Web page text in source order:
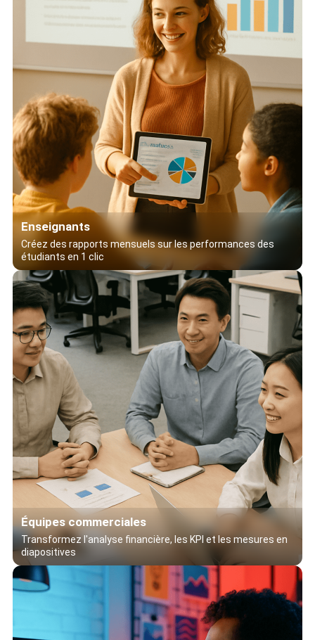
Enseignants
Créez des rapports mensuels sur les performances des
étudiants en 1 clic
Équipes commerciales
Transformez l'analyse financière, les KPI et les mesures en
diapositives